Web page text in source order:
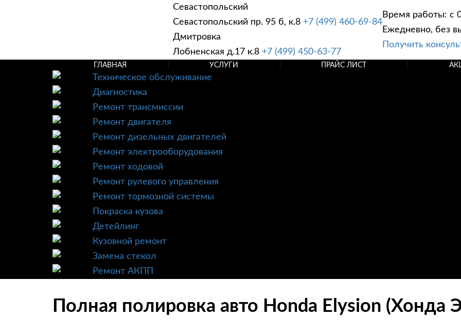
Севастопольский
Севастопольский пр. 95 б, к.8 +7 (499) 460-69-84
Дмитровка
Лобненская д.17 к.8 +7 (499) 450-63-77
Время работы: с
Ежедневно, без
Получить
ГЛАВНАЯ УСЛУГИ ПРАЙС ЛИСТ
Техническое обслуживание
Диагностика
Ремонт трансмиссии
Ремонт двигателя
Ремонт дизельных двигателей
Ремонт электрооборудования
Ремонт ходовой
Ремонт рулевого управления
Ремонт тормозной системы
Покраска кузова
Детейлинг
Кузовной ремонт
Замена стекол
Ремонт АКПП
Полная полировка авто Honda Elysion (Хонда